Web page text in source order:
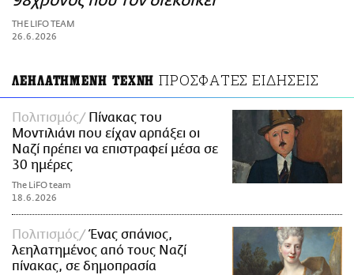
ΑΜΠΑ
PRINT
THE LIFO TEAM
26.6.2026
ΛΕΗΛΑΤΗΜΕΝΗ ΤΕΧΝΗ ΠΡΟΣΦΑΤΕΣ ΕΙΔΗΣΕΙΣ
Πολιτισμός
Πίνακας του
Μοντιλιάνι που είχαν αρπάξει οι
Ναζί πρέπει να επιστραφεί μέσα σε
30 ημέρες
The LiFO team
18.6.2026
Πολιτισμός
Ένας σπάνιος,
λεηλατημένος από τους Ναζί
πίνακας, σε δημοπρασία